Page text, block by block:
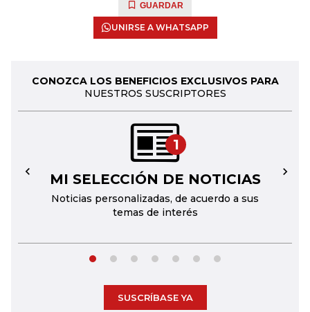
GUARDAR
UNIRSE A WHATSAPP
CONOZCA LOS BENEFICIOS EXCLUSIVOS PARA
NUESTROS SUSCRIPTORES
1
MI SELECCIÓN DE NOTICIAS
Noticias personalizadas, de acuerdo a sus
temas de interés
← →
SUSCRÍBASE YA